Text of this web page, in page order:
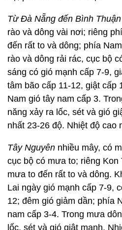
Từ Đà Nẵng đến Bình Thuận
rào và dông vài nơi; riêng
đến rất to và dông; phía
rào và dông rải rác, cục bộ
sáng có gió mạnh cấp 7-9,
tâm bão cấp 11-12, giật cấp
Nam gió tây nam cấp 3.
năng xảy ra lốc, sét và gió
nhất 23-26 độ. Nhiệt độ cao
Tây Nguyên nhiều mây, có
cục bộ có mưa to; riêng Kon
mưa to đến rất to và dông.
Lai ngày gió mạnh cấp 7-9,
12; đêm gió giảm dần; phía
nam cấp 3-4. Trong mưa
lốc, sét và gió giật mạnh.